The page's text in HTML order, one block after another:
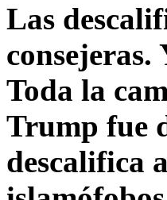
Las
consejeras.
Toda la
Trump fue
descalifica